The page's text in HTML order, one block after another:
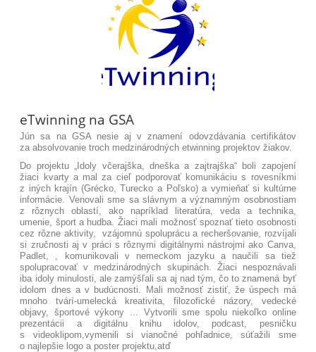
eTwinning na GSA
Jún sa na GSA nesie aj v znamení odovzdávania certifikátov
za absolvovanie troch medzinárodných etwinning projektov žiakov.
Do projektu „Idoly včerajška, dneška a zajtrajška“ boli zapojení
žiaci kvarty a mal za cieľ podporovať komunikáciu s rovesníkmi
z iných krajín (Grécko, Turecko a Poľsko) a vymieňať si kultúrne
informácie. Venovali sme sa slávnym a významným osobnostiam
z rôznych oblastí, ako napríklad literatúra, veda a technika,
umenie, šport a hudba. Žiaci mali možnosť spoznať tieto osobnosti
cez rôzne aktivity, vzájomnú spoluprácu a recheršovanie, rozvíjali
si zručnosti aj v práci s rôznymi digitálnymi nástrojmi ako Canva,
Padlet, , komunikovali v nemeckom jazyku a naučili sa tiež
spolupracovať v medzinárodných skupinách. Žiaci nespoznávali
iba idoly minulosti, ale zamýšľali sa aj nad tým, čo to znamená byť
idolom dnes a v budúcnosti. Mali možnosť zistiť, že úspech má
mnoho tvárí-umelecká kreativita, filozofické názory, vedecké
objavy, športové výkony ... Vytvorili sme spolu niekoľko online
prezentácii a digitálnu knihu idolov, podcast, pesničku
s videoklipom,vymenili si vianočné pohľadnice, súťažili sme
o najlepšie logo a poster projektu,atď